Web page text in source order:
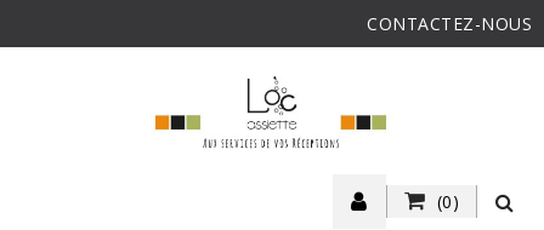
CONTACTEZ-NOUS
(0)